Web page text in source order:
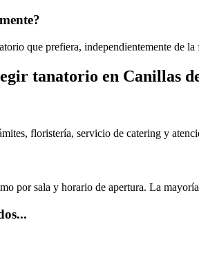
que prefiera, independientemente de
tanatorio en Canillas
floristería, servicio de catering y
por sala y horario de apertura. La